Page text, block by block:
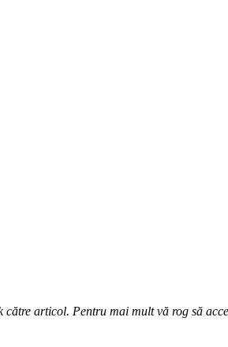
articol. Pentru mai mult vă rog să